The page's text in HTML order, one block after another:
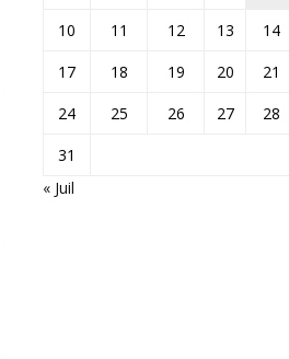
10
11 12 13 14
17
18 19 20 21
24
25 26 27 28
31
« Juil